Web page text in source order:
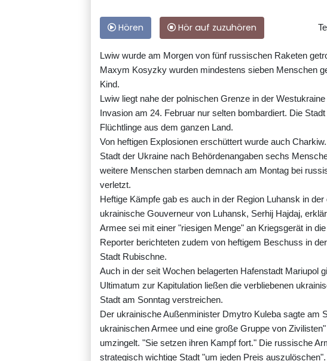
Hören Hör auf zuzuhören
Lwiw wurde am Morgen von fünf russischen Raketen
Maxym Kosyzky wurden mindestens sieben Menschen
Kind.
Lwiw liegt nahe der polnischen Grenze in der
Invasion am 24. Februar nur selten bombardiert. Die
Flüchtlinge aus dem ganzen Land.
Von heftigen Explosionen erschüttert wurde auch
Stadt der Ukraine nach Behördenangaben sechs
weitere Menschen starben demnach am Montag bei
verletzt.
Heftige Kämpfe gab es auch in der Region Luhansk in
ukrainische Gouverneur von Luhansk, Serhij Hajdaj,
Armee sei mit einer "riesigen Menge" an Kriegsgerät in
Reporter berichteten zudem von heftigem Beschuss in
Stadt Rubischne.
Auch in der seit Wochen belagerten Hafenstadt Mariupol
Ultimatum zur Kapitulation ließen die verbliebenen
Stadt am Sonntag verstreichen.
Der ukrainische Außenminister Dmytro Kuleba sagte am
ukrainischen Armee und eine große Gruppe von
umzingelt. "Sie setzen ihren Kampf fort." Die russische
strategisch wichtige Stadt "um jeden Preis auszulöschen".